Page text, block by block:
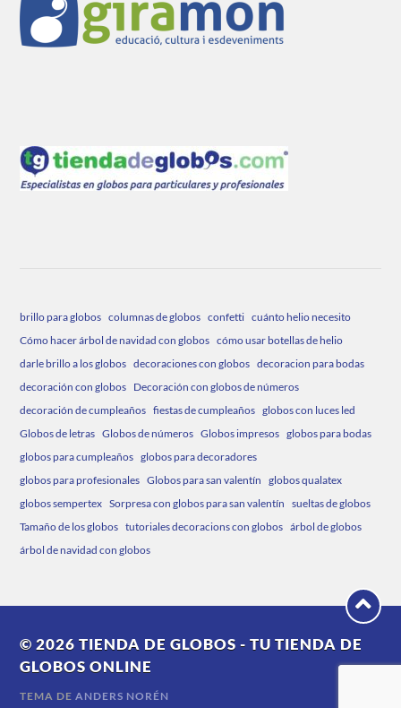
brillo para globos columnas de globos confetti cuánto helio necesito
Cómo hacer árbol de navidad con globos cómo usar botellas de helio
darle brillo a los globos decoraciones con globos decoracion para bodas
decoración con globos Decoración con globos de números
decoración de cumpleaños fiestas de cumpleaños globos con luces led
Globos de letras Globos de números Globos impresos globos para bodas
globos para cumpleaños globos para decoradores
globos para profesionales Globos para san valentín
globos qualatex
globos sempertex Sorpresa con globos para san valentín
sueltas de globos
Tamaño de los globos tutoriales decoracions con globos árbol de globos
árbol de navidad con globos
© 2026TIENDA DE GLOBOS - TU TIENDA DE
GLOBOS ONLINE
TEMA DEANDERS NORÉN